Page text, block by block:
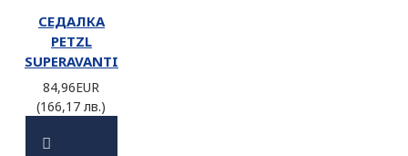
СЕДАЛКА
PETZL
SUPERAVANTI
84,96EUR
(166,17 лв.)